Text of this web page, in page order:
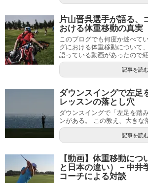
片山晋呉選手が語る、
おける体重移動の真実
このブログでも何度か述べて
グにおける体重移動について
語っている動画があったので紹
記事を読
ダウンスイングで左足
レッスンの落とし穴
ダウンスイングで「左足を踏
ンがある。 この教え、大きな
記事を読
【動画】体重移動につ
と日本の違い）－中井
コーチによる対談